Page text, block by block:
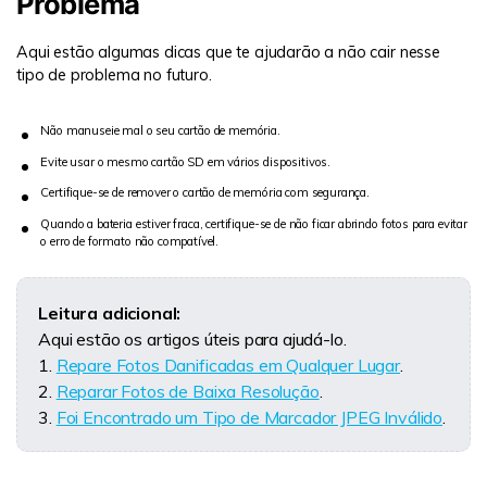
Aqui estão algumas dicas que te ajudarão a não cair nesse
tipo de problema no futuro.
Não manuseie mal o seu cartão de memória.
Evite usar o mesmo cartão SD em vários dispositivos.
Certifique-se de remover o cartão de memória com segurança.
Quando a bateria estiver fraca, certifique-se de não ficar abrindo fotos para evitar
o erro de formato não compatível.
Leitura adicional:
Aqui estão os artigos úteis para ajudá-lo.
1. Repare Fotos Danificadas em Qualquer Lugar.
2. Reparar Fotos de Baixa Resolução
3. Foi Encontrado um Tipo de Marcador JPEG Inválido